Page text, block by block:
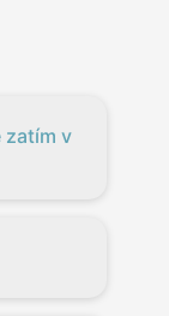
zatím v